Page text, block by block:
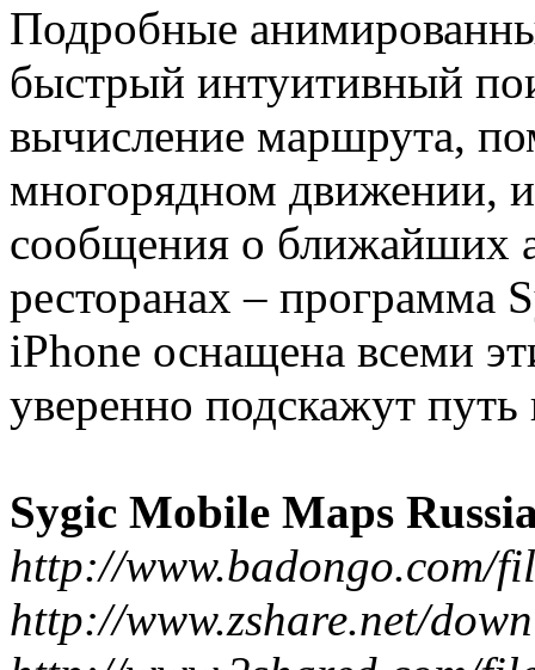
Подробные
быстрый интуитивный
вычисление маршрута,
многорядном движении,
сообщения о ближайших
ресторанах – программа
iPhone оснащена всеми
уверенно подскажут
Sygic Mobile Maps
http://www.badongo.com/
http://www.zshare.net/